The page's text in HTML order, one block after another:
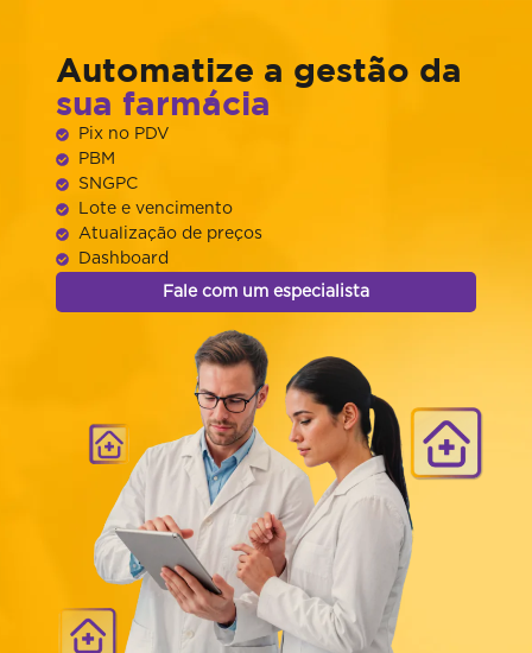
Automatize a gestão da
sua farmácia
Pix no PDV
PBM
SNGPC
Lote e vencimento
Atualização de preços
Dashboard
Fale com um especialista